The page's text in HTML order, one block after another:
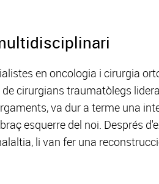
en oncologia i cirurgia
cirurgians traumatòlegs
va dur a terme una
esquerre del noi. Després
li van fer una